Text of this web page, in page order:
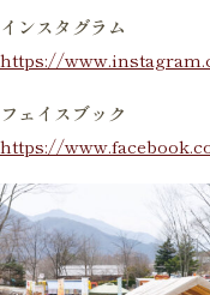
インスタグラム
https://
フェイスブック
https://